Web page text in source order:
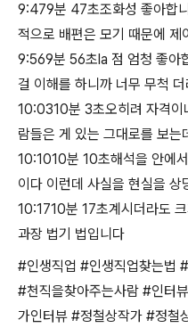
9:479분 47초조화성 좋아합
적으로 배편은 모기 때문에 제
9:569분 56초la 점 엄청 좋아
걸 이해를 하니까 너무 무척
10:0310분 3초오히려 자격이
람들은 게 있는 그대로를 보는
10:1010분 10초해석을 안에
이다 이런데 사실을 현실을 상
10:1710분 17초계시더라도
과장 법기 법입니다
#인생직업 #인생직업찾는법 #
#천직을찾아주는사람 #인터뷰
가인터뷰 #정철상작가 #정철